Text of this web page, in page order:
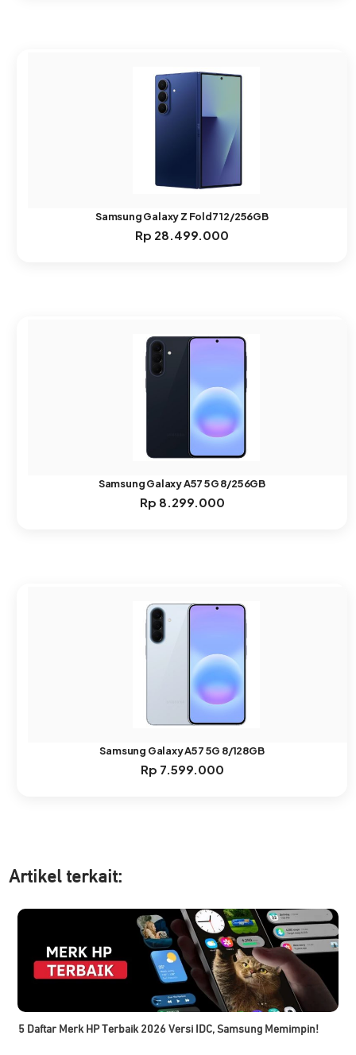
Samsung Galaxy Z Fold7 12/256GB
Rp 28.499.000
Samsung Galaxy A57 5G 8/256GB
Rp 8.299.000
Samsung Galaxy A57 5G 8/128GB
Rp 7.599.000
Artikel terkait:
5 Daftar Merk HP Terbaik 2026 Versi IDC, Samsung Memimpin!